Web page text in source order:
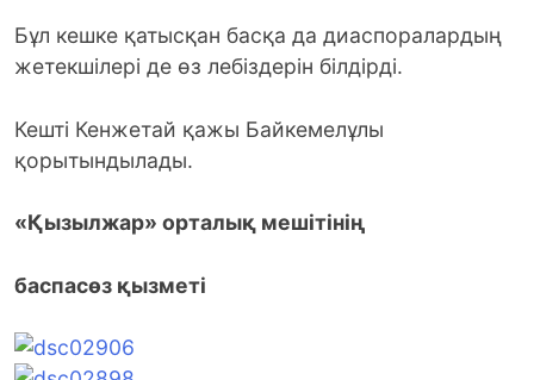
Бұл кешке қатысқан басқа да диаспоралардың
жетекшілері де өз лебіздерін білдірді.
Кешті Кенжетай қажы Байкемелұлы
қорытындылады.
«Қызылжар» орталық мешітінің
баспасөз қызметі